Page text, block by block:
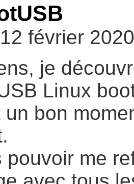
février
je
Linux
un bon
pouvoir me